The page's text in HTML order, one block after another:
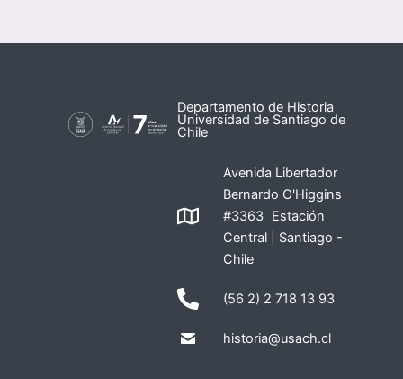
Departamento de Historia
Universidad de Santiago de
Chile
Avenida Libertador
Bernardo O'Higgins
#3363 Estación
Central | Santiago -
Chile
(56 2) 2 718 13 93
historia@usach.cl